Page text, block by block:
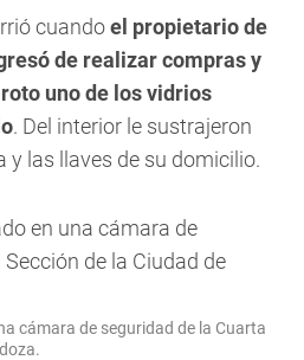
cuandoel propietario de
de realizar compras y
uno de los vidrios
. Del interior le sustrajeron
y las llaves de su domicilio.
cámara de seguridad de la Cuarta